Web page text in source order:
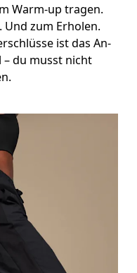
deiner Hüfte herum.
Knöchel.
Warm-up tragen.
zum Erholen.
ist das An-
– du musst nicht